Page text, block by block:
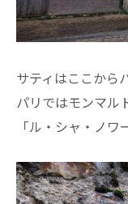
サティはここから
パリではモンマル
「ル・シャ・ノワ